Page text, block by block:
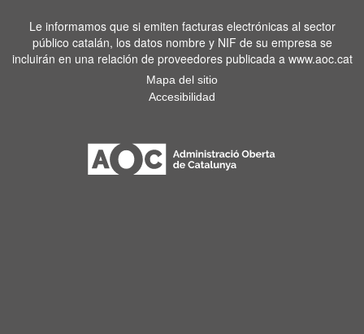
Le informamos que si emiten facturas electrónicas al sector
público catalán, los datos nombre y NIF de su empresa se
incluirán en una relación de proveedores publicada a www.aoc.cat
Mapa del sitio
Accesibilidad